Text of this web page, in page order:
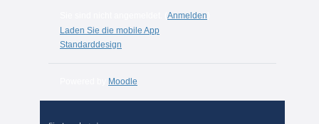
Anmelden
Laden Sie die mobile App
Standarddesign
Moodle